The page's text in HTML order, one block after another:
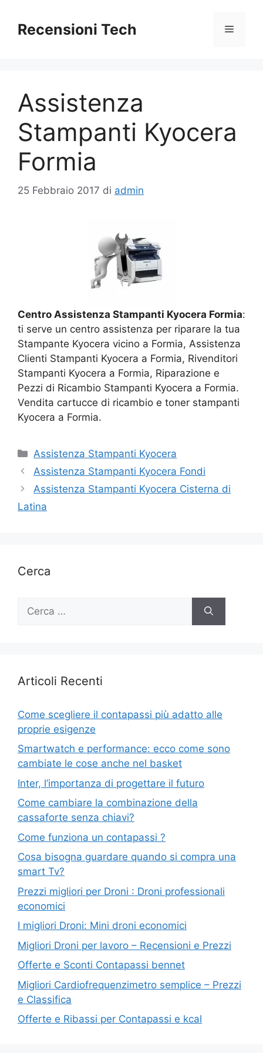
contenuto
Recensioni Tech Menu
Assistenza
Stampanti Kyocera
Formia
25 Febbraio 2017 di admin
Centro Assistenza Stampanti Kyocera Formia:
ti serve un centro assistenza per riparare la tua
Stampante Kyocera vicino a Formia, Assistenza
Clienti Stampanti Kyocera a Formia, Rivenditori
Stampanti Kyocera a Formia, Riparazione e
Pezzi di Ricambio Stampanti Kyocera a Formia.
Vendita cartucce di ricambio e toner stampanti
Kyocera a Formia.
Categorie
Assistenza Stampanti Kyocera
Assistenza Stampanti Kyocera Fondi
Assistenza Stampanti Kyocera Cisterna di
Latina
Cerca
per:
Articoli Recenti
Come scegliere il contapassi più adatto alle
proprie esigenze
Smartwatch e performance: ecco come sono
cambiate le cose anche nel basket
Inter, l’importanza di progettare il futuro
Come cambiare la combinazione della
cassaforte senza chiavi?
Come funziona un contapassi ?
Cosa bisogna guardare quando si compra una
smart Tv?
Prezzi migliori per Droni : Droni professionali
economici
I migliori Droni: Mini droni economici
Migliori Droni per lavoro – Recensioni e Prezzi
Offerte e Sconti Contapassi bennet
Migliori Cardiofrequenzimetro semplice – Prezzi
e Classifica
Offerte e Ribassi per Contapassi e kcal